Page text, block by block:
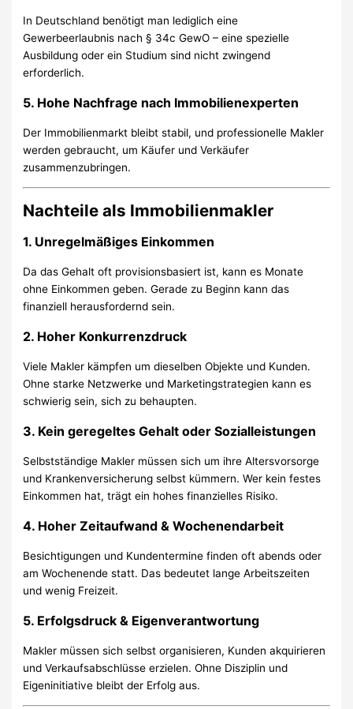
In Deutschland benötigt man lediglich eine
Gewerbeerlaubnis nach § 34c GewO – eine spezielle
Ausbildung oder ein Studium sind nicht zwingend
erforderlich.
5. Hohe Nachfrage nach Immobilienexperten
Der Immobilienmarkt bleibt stabil, und professionelle Makler
werden gebraucht, um Käufer und Verkäufer
zusammenzubringen.
Nachteile als Immobilienmakler
1. Unregelmäßiges Einkommen
Da das Gehalt oft provisionsbasiert ist, kann es Monate
ohne Einkommen geben. Gerade zu Beginn kann das
finanziell herausfordernd sein.
2. Hoher Konkurrenzdruck
Viele Makler kämpfen um dieselben Objekte und Kunden.
Ohne starke Netzwerke und Marketingstrategien kann es
schwierig sein, sich zu behaupten.
3. Kein geregeltes Gehalt oder Sozialleistungen
Selbstständige Makler müssen sich um ihre Altersvorsorge
und Krankenversicherung selbst kümmern. Wer kein festes
Einkommen hat, trägt ein hohes finanzielles Risiko.
4. Hoher Zeitaufwand & Wochenendarbeit
Besichtigungen und Kundentermine finden oft abends oder
am Wochenende statt. Das bedeutet lange Arbeitszeiten
und wenig Freizeit.
5. Erfolgsdruck & Eigenverantwortung
Makler müssen sich selbst organisieren, Kunden akquirieren
und Verkaufsabschlüsse erzielen. Ohne Disziplin und
Eigeninitiative bleibt der Erfolg aus.